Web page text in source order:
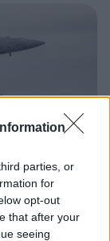
parties, or
for
opt-out
that after your
seeing